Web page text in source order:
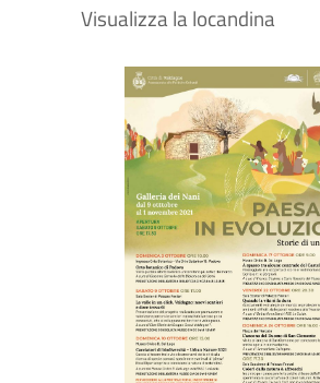
Visualizza la locandina